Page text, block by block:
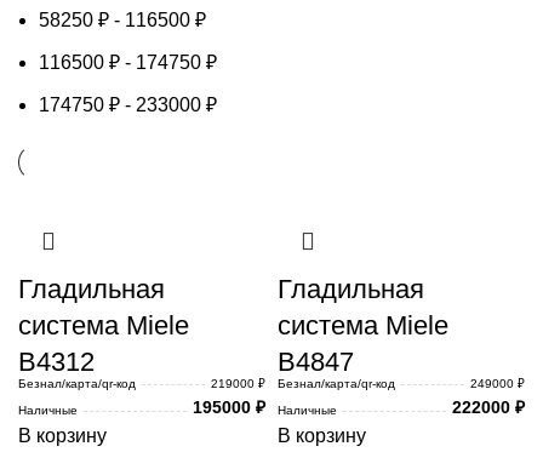
58250 ₽ - 116500 ₽
116500 ₽ - 174750 ₽
174750 ₽ - 233000 ₽
Гладильная
система Miele
B4312
Безнал/карта/qr-код
219000 ₽
Наличные
195000 ₽
В корзину
Гладильная
система Miele
B4847
Безнал/карта/qr-код
249000 ₽
Наличные
222000 ₽
В корзину